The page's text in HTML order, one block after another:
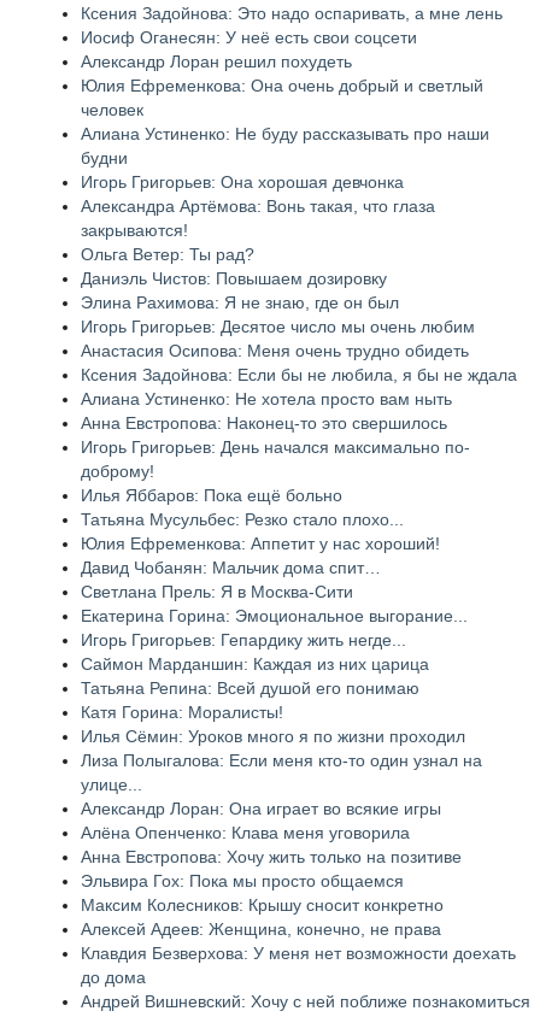
Ксения Задойнова: Это надо оспаривать, а мне лень
Иосиф Оганесян: У неё есть свои соцсети
Александр Лоран решил похудеть
Юлия Ефременкова: Она очень добрый и светлый
человек
Алиана Устиненко: Не буду рассказывать про наши
будни
Игорь Григорьев: Она хорошая девчонка
Александра Артёмова: Вонь такая, что глаза
закрываются!
Ольга Ветер: Ты рад?
Даниэль Чистов: Повышаем дозировку
Элина Рахимова: Я не знаю, где он был
Игорь Григорьев: Десятое число мы очень любим
Анастасия Осипова: Меня очень трудно обидеть
Ксения Задойнова: Если бы не любила, я бы не ждала
Алиана Устиненко: Не хотела просто вам ныть
Анна Евстропова: Наконец-то это свершилось
Игорь Григорьев: День начался максимально по-
доброму!
Илья Яббаров: Пока ещё больно
Татьяна Мусульбес: Резко стало плохо...
Юлия Ефременкова: Аппетит у нас хороший!
Давид Чобанян: Мальчик дома спит…
Светлана Прель: Я в Москва-Сити
Екатерина Горина: Эмоциональное выгорание...
Игорь Григорьев: Гепардику жить негде...
Саймон Марданшин: Каждая из них царица
Татьяна Репина: Всей душой его понимаю
Катя Горина: Моралисты!
Илья Сёмин: Уроков много я по жизни проходил
Лиза Полыгалова: Если меня кто-то один узнал на
улице...
Александр Лоран: Она играет во всякие игры
Алёна Опенченко: Клава меня уговорила
Анна Евстропова: Хочу жить только на позитиве
Эльвира Гох: Пока мы просто общаемся
Максим Колесников: Крышу сносит конкретно
Алексей Адеев: Женщина, конечно, не права
Клавдия Безверхова: У меня нет возможности доехать
до дома
Андрей Вишневский: Хочу с ней поближе познакомиться